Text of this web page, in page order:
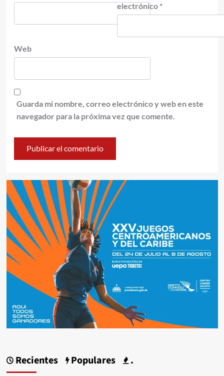
electrónico *
Web
Guarda mi nombre, correo electrónico y web en este
navegador para la próxima vez que comente.
Recientes Populares .